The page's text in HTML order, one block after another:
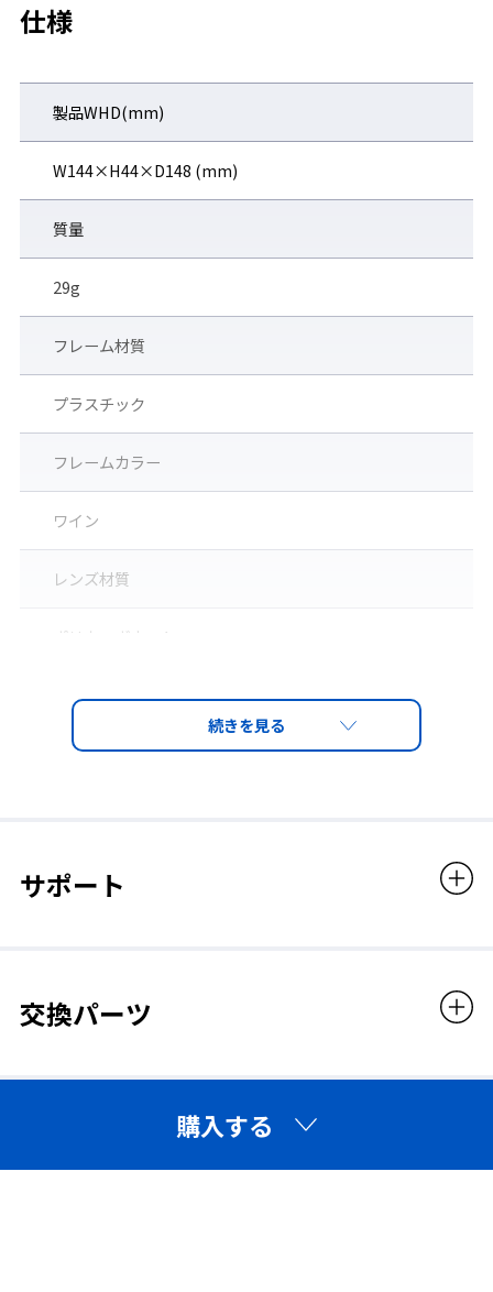
肌に触れる部分にソフト素材を採用。
高さ調節可能な2種類のエラストマーのノーズパッド付。
※納品時はN(ノーマル)が装着されています。
▶交換用ノーズパッドセットはこちら
レンズ交換可
「キズ・汚れ」で見えずらくなったレンズは交換可能。
仕様
製品WHD(mm)
W144×H44×D148 (mm)
質量
29g
フレーム材質
プラスチック
フレームカラー
ワイン
レンズ材質
ポリカーボネート
レンズ
PET-AF（両面ハードコートくもり止め）
クリア
サポート
交換パーツ
購入する